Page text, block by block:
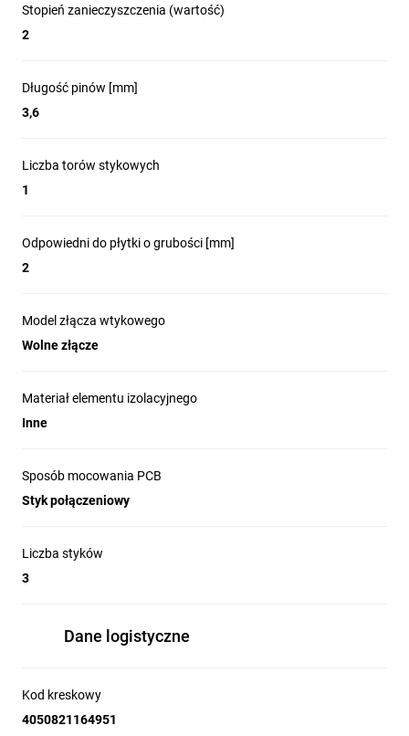
Stopień zanieczyszczenia (wartość)
2
Długość pinów [mm]
3,6
Liczba torów stykowych
1
Odpowiedni do płytki o grubości [mm]
2
Model złącza wtykowego
Wolne złącze
Materiał elementu izolacyjnego
Inne
Sposób mocowania PCB
Styk połączeniowy
Liczba styków
3
Dane logistyczne
Kod kreskowy
4050821164951